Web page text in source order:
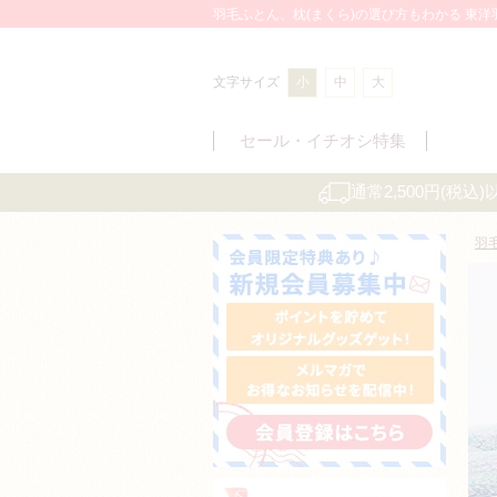
羽毛ふとん、枕(まくら)の選び方もわかる 東洋
文字サイズ 小 中 大
セール・ イチオシ特集
通常2,500円(税込)
羽